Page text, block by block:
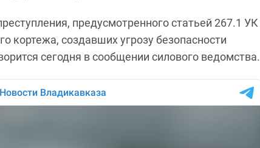
предусмотренного статьей 267.1 УК
кортежа, создавших угрозу безопасности
сегодня в сообщении силового ведомства.